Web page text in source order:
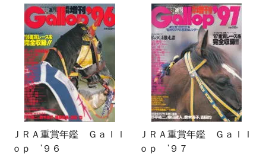
ＪＲＡ重賞年鑑 Ｇａｌｌ
ｏｐ '９６
ＪＲＡ重賞年鑑 Ｇａｌｌ
ｏｐ '９７